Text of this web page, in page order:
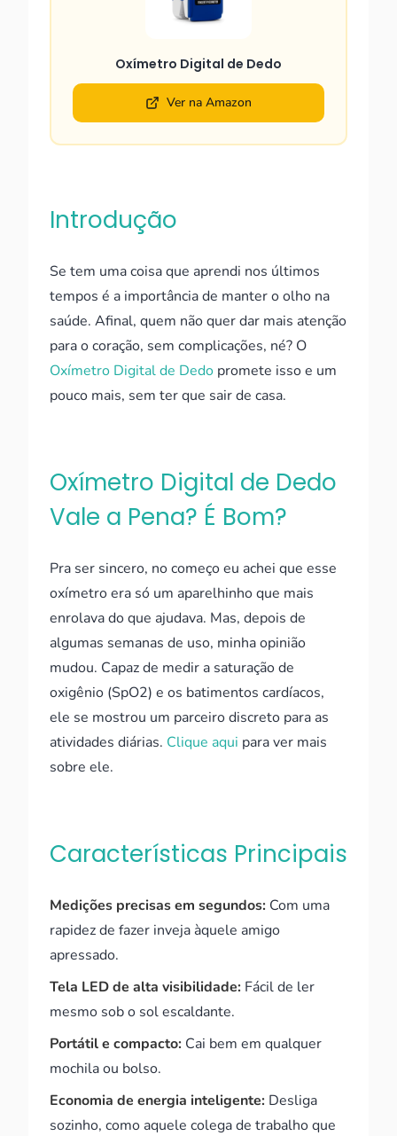
Oxímetro Digital de Dedo
Ver na Amazon
Introdução
Se tem uma coisa que aprendi nos últimos
tempos é a importância de manter o olho na
saúde. Afinal, quem não quer dar mais atenção
para o coração, sem complicações, né? O
Oxímetro Digital de Dedo promete isso e um
pouco mais, sem ter que sair de casa.
Oxímetro Digital de Dedo
Vale a Pena? É Bom?
Pra ser sincero, no começo eu achei que esse
oxímetro era só um aparelhinho que mais
enrolava do que ajudava. Mas, depois de
algumas semanas de uso, minha opinião
mudou. Capaz de medir a saturação de
oxigênio (SpO2) e os batimentos cardíacos,
ele se mostrou um parceiro discreto para as
atividades diárias. Clique aqui para ver mais
sobre ele.
Características Principais
Medições precisas em segundos: Com uma
rapidez de fazer inveja àquele amigo
apressado.
Tela LED de alta visibilidade: Fácil de ler
mesmo sob o sol escaldante.
Portátil e compacto: Cai bem em qualquer
mochila ou bolso.
Economia de energia inteligente: Desliga
sozinho, como aquele colega de trabalho que